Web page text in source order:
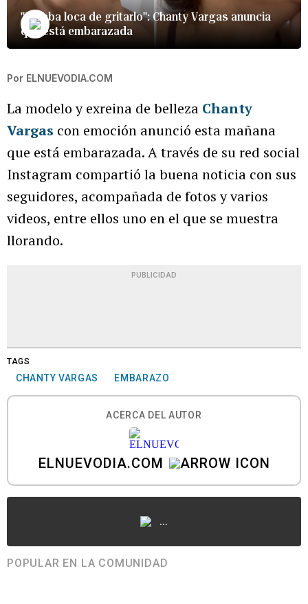
"Estaba loca de gritarlo": Chanty Vargas anuncia
que está embarazada
Por ELNUEVODIA.COM
La modelo y exreina de belleza Chanty
Vargas con emoción anunció esta mañana
que está embarazada. A través de su red social
Instagram compartió la buena noticia con sus
seguidores, acompañada de fotos y varios
videos, entre ellos uno en el que se muestra
llorando.
PUBLICIDAD
TAGS
CHANTY VARGAS EMBARAZO
ACERCA DEL AUTOR
ELNUEVODIA.COM
...
POPULAR EN LA COMUNIDAD